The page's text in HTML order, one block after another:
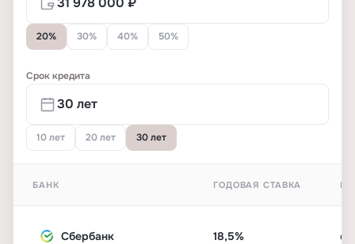
20% 30% 40% 50%
Срок кредита
10 лет 20 лет 30 лет
БАНК ГОДОВАЯ СТАВКА
Сбербанк 18,5% от